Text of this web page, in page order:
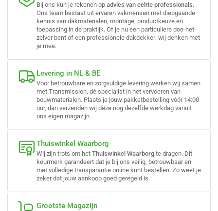
Bij ons kun je rekenen op advies van echte professionals.
Ons team bestaat uit ervaren vakmensen met diepgaande
kennis van dakmaterialen, montage, productkeuze en
toepassing in de praktijk. Of je nu een particuliere doe-het-
zelver bent of een professionele dakdekker: wij denken met
je mee.
Levering in NL & BE
Voor betrouwbare en zorgvuldige levering werken wij samen
met Transmission, dé specialist in het vervoeren van
bouwmaterialen. Plaats je jouw pakketbestelling vóór 14:00
uur, dan verzenden wij deze nog dezelfde werkdag vanuit
ons eigen magazijn.
Thuiswinkel Waarborg
Wij zijn trots om het Thuiswinkel Waarborg te dragen. Dit
keurmerk garandeert dat je bij ons veilig, betrouwbaar en
met volledige transparantie online kunt bestellen. Zo weet je
zeker dat jouw aankoop goed geregeld is.
Grootste Magazijn